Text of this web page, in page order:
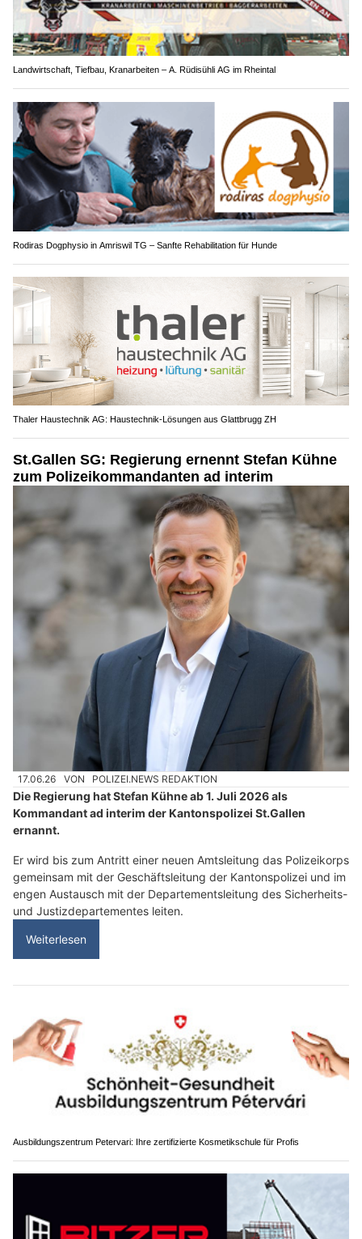
Landwirtschaft, Tiefbau, Kranarbeiten – A. Rüdisühli AG im Rheintal
Rodiras Dogphysio in Amriswil TG – Sanfte Rehabilitation für Hunde
Thaler Haustechnik AG: Haustechnik-Lösungen aus Glattbrugg ZH
St.Gallen SG: Regierung ernennt Stefan Kühne
zum Polizeikommandanten ad interim
17.06.26 VON POLIZEI.NEWS REDAKTION
Die Regierung hat Stefan Kühne ab 1. Juli 2026 als
Kommandant ad interim der Kantonspolizei St.Gallen
ernannt.
Er wird bis zum Antritt einer neuen Amtsleitung das Polizeikorps
gemeinsam mit der Geschäftsleitung der Kantonspolizei und im
engen Austausch mit der Departementsleitung des Sicherheits-
und Justizdepartementes leiten.
Weiterlesen
Ausbildungszentrum Petervari: Ihre zertifizierte Kosmetikschule für Profis